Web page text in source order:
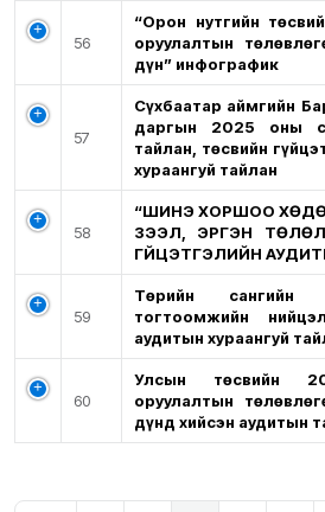
56
“Орон нутгийн
оруулалтын
дүн” инфографик
57
Сүхбаатар аймгийн
даргын 2025 оны
тайлан, төсвийн
хураангуй тайлан
58
“ШИНЭ ХОРШОО
ЗЭЭЛ, ЭРГЭН
ГҮЙЦЭТГЭЛИЙН
59
Төрийн сангийн
тогтоомжийн
аудитын хураангуй
60
Улсын төсвийн
оруулалтын
дүнд хийсэн аудитын